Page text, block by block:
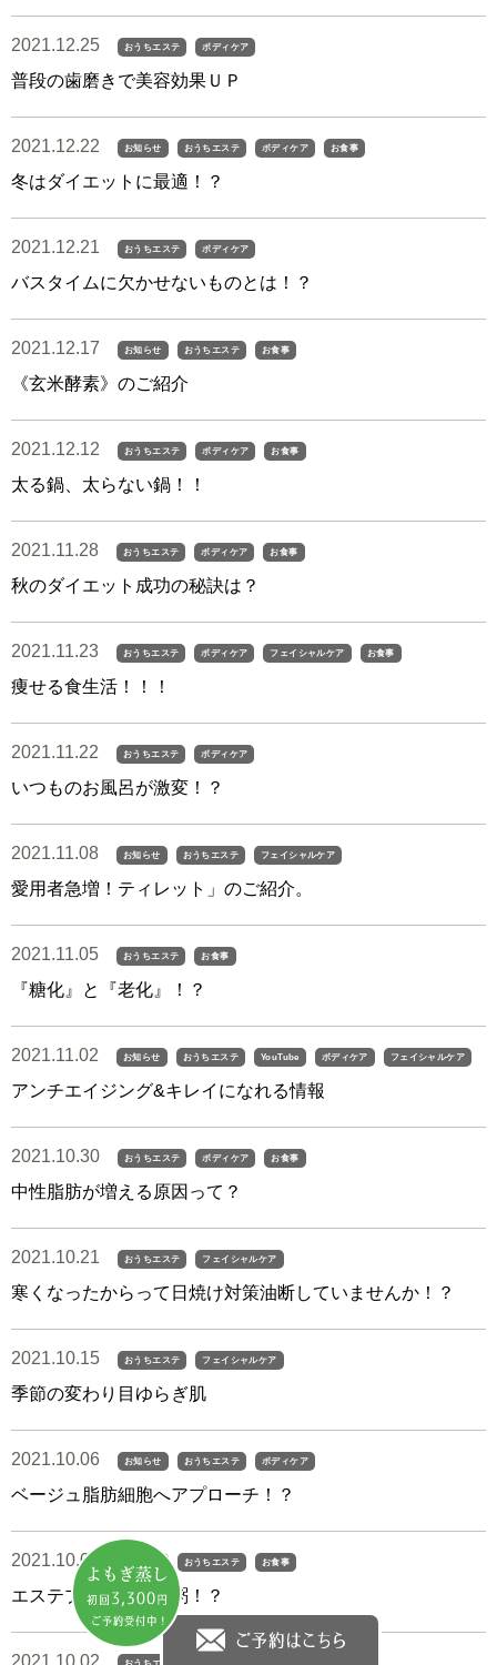
2021.12.25 おうちエステ ボディケア
普段の歯磨きで美容効果ＵＰ
2021.12.22 お知らせ おうちエステ ボディケア お食事
冬はダイエットに最適！？
2021.12.21 おうちエステ ボディケア
バスタイムに欠かせないものとは！？
2021.12.17 お知らせ おうちエステ お食事
《玄米酵素》のご紹介
2021.12.12 おうちエステ ボディケア お食事
太る鍋、太らない鍋！！
2021.11.28 おうちエステ ボディケア お食事
秋のダイエット成功の秘訣は？
2021.11.23 おうちエステ ボディケア フェイシャルケア お食事
痩せる食生活！！！
2021.11.22 おうちエステ ボディケア
いつものお風呂が激変！？
2021.11.08 お知らせ おうちエステ フェイシャルケア
愛用者急増！ティレット」のご紹介。
2021.11.05 おうちエステ お食事
『糖化』と『老化』！？
2021.11.02 お知らせ おうちエステ YouTube ボディケア フェイシャルケア
アンチエイジング&キレイになれる情報
2021.10.30 おうちエステ ボディケア お食事
中性脂肪が増える原因って？
2021.10.21 おうちエステ フェイシャルケア
寒くなったからって日焼け対策油断していませんか！？
2021.10.15 おうちエステ フェイシャルケア
季節の変わり目ゆらぎ肌
2021.10.06 お知らせ おうちエステ ボディケア
ベージュ脂肪細胞へアプローチ！？
2021.10.06 おうちエステ お食事
エステプロラボのお粥！？
2021.10.02 おうちエステ